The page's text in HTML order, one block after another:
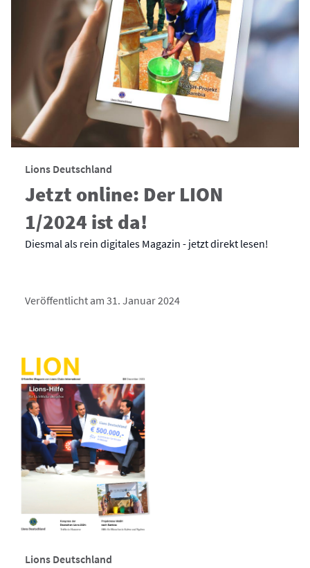
Lions Deutschland
Jetzt online: Der LION
1/2024 ist da!
Diesmal als rein digitales Magazin - jetzt direkt lesen!
Veröffentlicht am 31. Januar 2024
Lions Deutschland